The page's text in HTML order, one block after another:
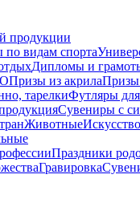
продукции
по видам спорта
Дипломы и
Призы из акрилаПризы
тарелкиФутляры для
Сувениры с
ЖивотныеИскусство
Праздники
Гравировка